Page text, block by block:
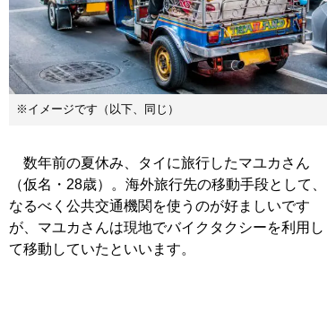
※イメージです（以下、同じ）
数年前の夏休み、タイに旅行したマユカさん
（仮名・28歳）。海外旅行先の移動手段として、
なるべく公共交通機関を使うのが好ましいです
が、マユカさんは現地でバイクタクシーを利用し
て移動していたといいます。